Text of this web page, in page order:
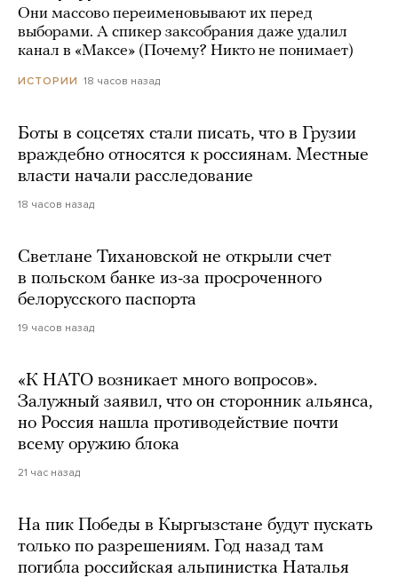
Они массово переименовывают их перед
выборами. А спикер заксобрания даже удалил
канал в «Максе» (Почему? Никто не понимает)
ИСТОРИИ 18 часов назад
Боты в соцсетях стали писать, что в Грузии
враждебно относятся к россиянам. Местные
власти начали расследование
18 часов назад
Светлане Тихановской не открыли счет
в польском банке из-за просроченного
белорусского паспорта
19 часов назад
«К НАТО возникает много вопросов».
Залужный заявил, что он сторонник альянса,
но Россия нашла противодействие почти
всему оружию блока
21 час назад
На пик Победы в Кыргызстане будут пускать
только по разрешениям. Год назад там
погибла российская альпинистка Наталья